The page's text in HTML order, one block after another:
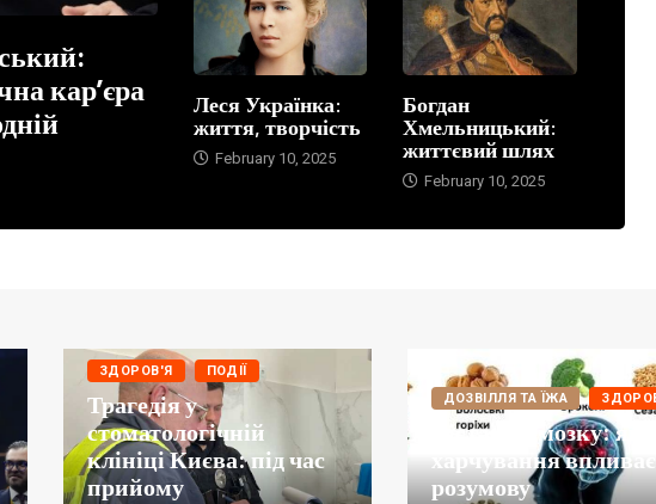
кар’єра
Леся Українка:
життя, творчість
February 10, 2025
Богдан
Хмельницький:
життєвий шлях
February 10, 2025
ЗДОРОВ'Я ПОДІЇ
Трагедія у
стоматологічній
клініці Києва: під час
прийому
ДОЗВІЛЛЯ ТА ЇЖА
Дієта для мозку: як
харчування
розумову